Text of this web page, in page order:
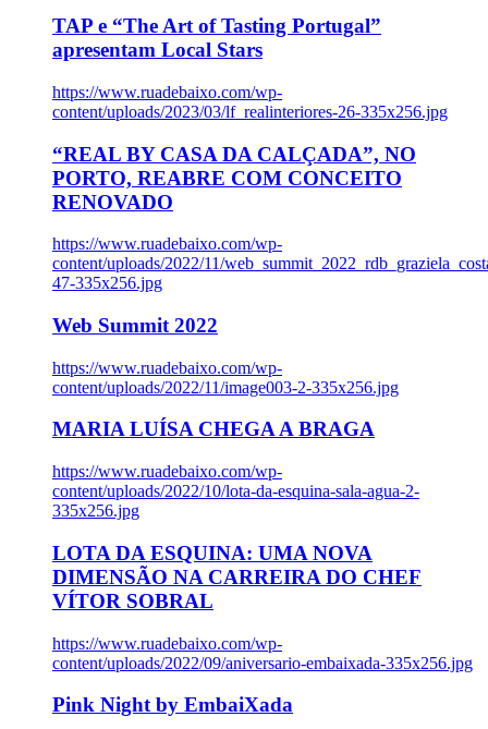
TAP e “The Art of Tasting Portugal”
apresentam Local Stars
https://www.ruadebaixo.com/wp-
content/uploads/2023/03/lf_realinteriores-26-335x256.jpg
“REAL BY CASA DA CALÇADA”, NO
PORTO, REABRE COM CONCEITO
RENOVADO
https://www.ruadebaixo.com/wp-
content/uploads/2022/11/
47-335x256.jpg
Web Summit 2022
https://www.ruadebaixo.com/wp-
content/uploads/2022/11/image003-2-335x256.jpg
MARIA LUÍSA CHEGA A BRAGA
https://www.ruadebaixo.com/wp-
content/uploads/2022/10/lota-da-esquina-sala-agua-2-
335x256.jpg
LOTA DA ESQUINA: UMA NOVA
DIMENSÃO NA CARREIRA DO CHEF
VÍTOR SOBRAL
https://www.ruadebaixo.com/wp-
content/uploads/2022/09/aniversario-embaixada-335x256.jpg
Pink Night by EmbaiXada